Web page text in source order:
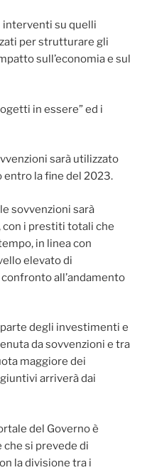
interventi su quelli
per strutturare gli
sull’economia e sul
in essere” ed i
sarà utilizzato
entro la fine del 2023.
sovvenzioni sarà
i prestiti totali che
in linea con
elevato di
all’andamento
degli investimenti e
da sovvenzioni e tra
maggiore dei
arriverà dai
del Governo è
che si prevede di
la divisione tra i